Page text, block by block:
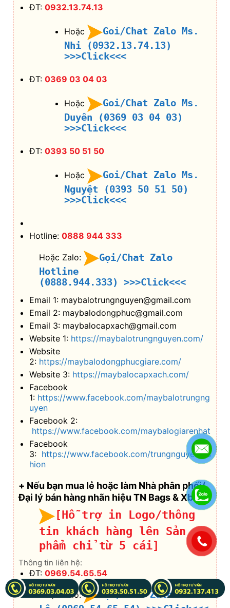
ĐT: 0932.13.74.13
Hoặc
Goi/Chat Zalo Ms.
Nhi (0932.13.74.13)
>>>Click<<<
ĐT: 0369 03 04 03
Hoặc
Goi/Chat Zalo Ms.
Duyên (0369 03 04 03)
>>>Click<<<
ĐT: 0393 50 51 50
Hoặc
Goi/Chat Zalo Ms.
Nguyệt (0393 50 51 50)
>>>Click<<<
Hotline: 0888 944 333
Hoặc Zalo:
Gọi/Chat Zalo
Hotline
(0888.944.333)
>>>Click<<<
Email 1: maybalotrungnguyen@gmail.com
Email 2: maybalodongphuc@gmail.com
Email 3: maybalocapxach@gmail.com
Website 1: https://maybalotrungnguyen.com/
Website
2: https://maybalodongphucgiare.com/
Website 3: https://maybalocapxach.com/
Facebook
1: https://www.facebook.com/maybalotrungng
uyen
Facebook 2:
https://www.facebook.com/maybalogiarenhat
Facebook
3: https://www.facebook.com/trungnguyenfas
hion
+ Nếu bạn mua lẻ hoặc làm Nhà phân phối/
Đại lý bán hàng nhãn hiệu TN Bags & Xbags:
[Hỗ trợ in Logo/thông
tin khách hàng lên Sản
phẩm chỉ từ 5 cái]
Thông tin liên hệ:
ĐT: 0969.54.65.54
Hoặc Zalo:
Gọi/Chat Zalo Ms.
.